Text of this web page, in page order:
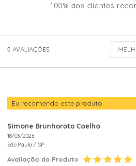
100% dos clientes
5 AVALIAÇÕES
Eu recomendo este produto
Simone Brunhoroto Coelho
18/03/2026
São Paulo / SP
Avaliação do Produto